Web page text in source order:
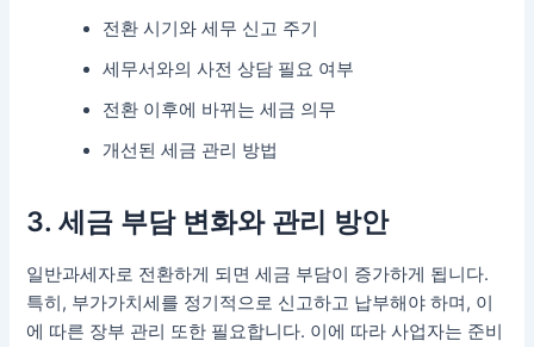
전환 시기와 세무 신고 주기
세무서와의 사전 상담 필요 여부
전환 이후에 바뀌는 세금 의무
개선된 세금 관리 방법
3. 세금 부담 변화와 관리 방안
일반과세자로 전환하게 되면 세금 부담이 증가하게 됩니다.
특히, 부가가치세를 정기적으로 신고하고 납부해야 하며, 이
에 따른 장부 관리 또한 필요합니다. 이에 따라 사업자는 준비